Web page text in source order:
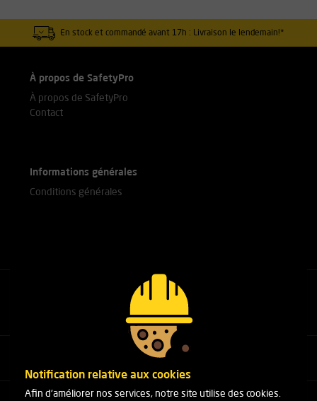
En stock et commandé avant 17h : Livraison le lendemain!*
À propos de SafetyPro
À propos de SafetyPro
Contact
Informations générales
Conditions générales
Appelez nos experts
+31(0)76 751 25 18
Arduinstraat 20
Notification relative aux cookies
Afin d'améliorer nos services, notre site utilise des cookies.